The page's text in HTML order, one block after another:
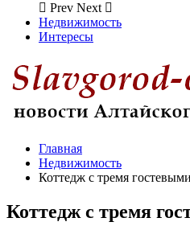
Prev Next
Недвижимость
Интересы
Главная
Недвижимость
Коттедж с тремя
Коттедж с тремя